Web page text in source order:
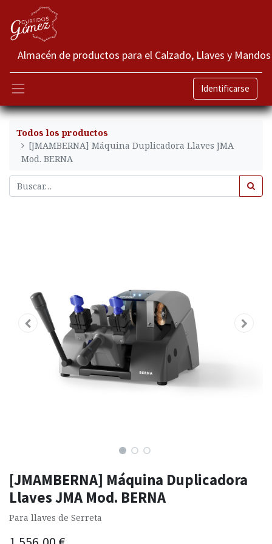
Almacén de productos para el Calzado, Llaves y Mandos
Identificarse
Todos los productos
[JMAMBERNA] Máquina Duplicadora Llaves JMA
Mod. BERNA
[JMAMBERNA] Máquina Duplicadora
Llaves JMA Mod. BERNA
Para llaves de Serreta